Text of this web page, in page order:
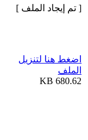
[ تم إيجاد الملف ]
اضغط هنا لتنزيل
الملف
680.62 KB